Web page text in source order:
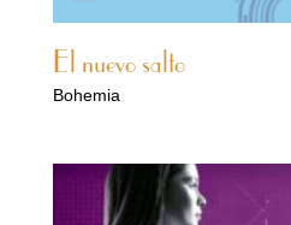
El nuevo salto
Bohemia